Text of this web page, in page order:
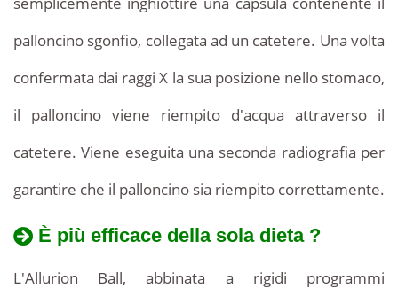
palloncino sgonfio, collegata ad un catetere. Una volta
confermata dai raggi X la sua posizione nello stomaco,
il palloncino viene riempito d'acqua attraverso il
catetere. Viene eseguita una seconda radiografia per
garantire che il palloncino sia riempito correttamente.
È più efficace della sola dieta ?
L'Allurion Ball, abbinata a rigidi programmi